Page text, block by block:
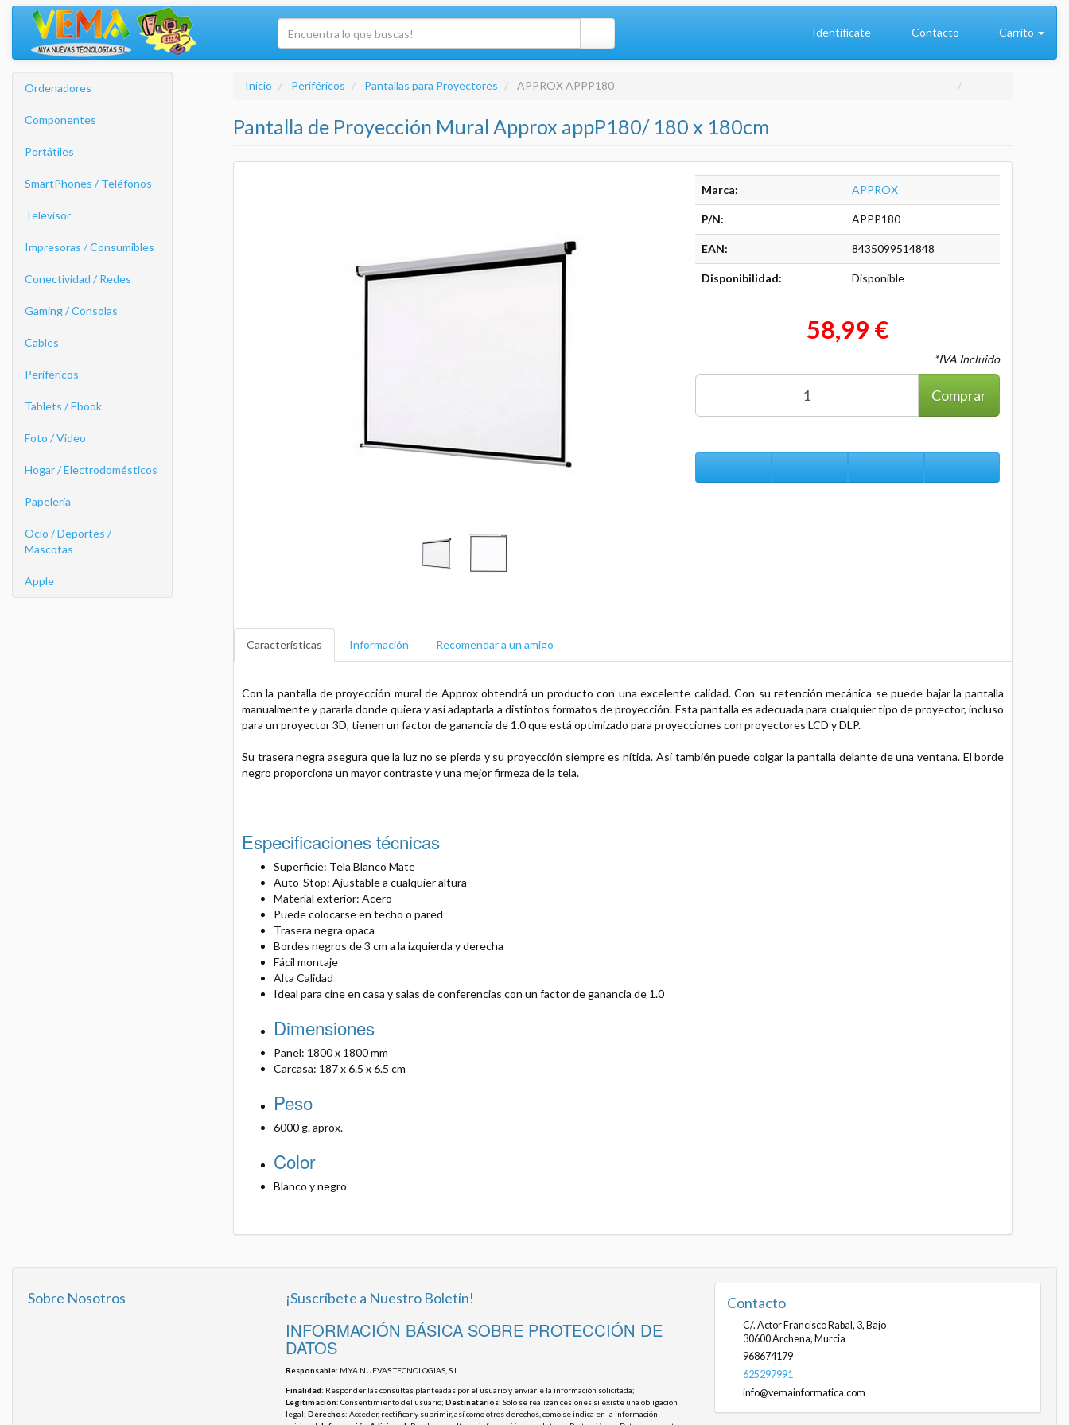
Identifícate Contacto Carrito
Ordenadores
Componentes
Portátiles
SmartPhones / Teléfonos
Televisor
Impresoras / Consumibles
Conectividad / Redes
Gaming / Consolas
Cables
Periféricos
Tablets / Ebook
Foto / Video
Hogar / Electrodomésticos
Papelería
Ocio / Deportes /
Mascotas
Apple
Inicio Periféricos Pantallas para Proyectores APPROX APPP180
Pantalla de Proyección Mural Approx appP180/ 180 x 180cm
Marca: APPROX
P/N: APPP180
EAN: 8435099514848
Disponibilidad: Disponible
58,99 €
*IVA Incluido
Comprar
Características Información Recomendar a un amigo
Con la pantalla de proyección mural de Approx obtendrá un producto con una excelente calidad. Con su retención mecánica se puede bajar la pantalla
manualmente y pararla donde quiera y así adaptarla a distintos formatos de proyección. Esta pantalla es adecuada para cualquier tipo de proyector, incluso
para un proyector 3D, tienen un factor de ganancia de 1.0 que está optimizado para proyecciones con proyectores LCD y DLP.
Su trasera negra asegura que la luz no se pierda y su proyección siempre es nítida. Así también puede colgar la pantalla delante de una ventana. El borde
negro proporciona un mayor contraste y una mejor firmeza de la tela.
Especificaciones técnicas
Superficie: Tela Blanco Mate
Auto-Stop: Ajustable a cualquier altura
Material exterior: Acero
Puede colocarse en techo o pared
Trasera negra opaca
Bordes negros de 3 cm a la izquierda y derecha
Fácil montaje
Alta Calidad
Ideal para cine en casa y salas de conferencias con un factor de ganancia de 1.0
Dimensiones
Panel: 1800 x 1800 mm
Carcasa: 187 x 6.5 x 6.5 cm
Peso
6000 g. aprox.
Color
Blanco y negro
Sobre Nosotros ¡Suscríbete a Nuestro Boletín!
INFORMACIÓN BÁSICA SOBRE PROTECCIÓN DE
DATOS
Responsable: MYA NUEVAS TECNOLOGIAS, S.L.
Finalidad: Responder las consultas planteadas por el usuario y enviarle la información solicitada;
Legitimación: Consentimiento del usuario; Destinatarios: Solo se realizan cesiones si existe una obligación
legal; Derechos: Acceder, rectificar y suprimir, así como otros derechos, como se indica en la información
Contacto
C/. Actor Francisco Rabal, 3, Bajo
30600Archena, Murcia
968674179
625297991
info@vemainformatica.com